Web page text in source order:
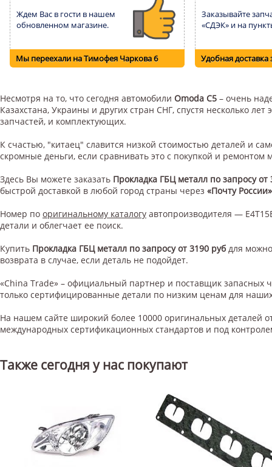
Ждем Вас в гости в нашем
обновленном магазине.
Мы переехали на Тимофея Чаркова 6
Заказывайте
«СДЭК» и на
Удобная доставка
Несмотря на то, что сегодня автомобили Omoda C5 – очень
Казахстана, Украины и других стран СНГ, спустя несколько
запчастей, и комплектующих.
К счастью, "китаец" славится низкой стоимостью деталей и
скромные деньги, если сравнивать это с покупкой и
Здесь Вы можете заказать Прокладка ГБЦ металл по запросу от
быстрой доставкой в любой город страны через «Почту России»
Номер по оригинальному каталогу автопроизводителя —
детали и облегчает ее поиск.
Купить Прокладка ГБЦ металл по запросу от 3190 руб для
возврата в случае, если деталь не подойдет.
«China Trade» – официальный партнер и поставщик запасных
только сертифицированные детали по низким ценам для
На нашем сайте широкий более 10000 оригинальных деталей
международных сертификационных стандартов и под
Также сегодня у нас покупают